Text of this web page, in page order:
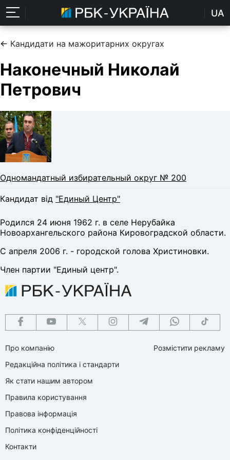
UA
← Кандидати на мажоритарних округах
Наконечный Николай
Петрович
Одномандатный избирательный округ № 200
Кандидат від "Единый Центр"
Родился 24 июня 1962 г. в селе Нерубайка
Новоархангельского района Кировоградской области.
С апреля 2006 г. - городской голова Христиновки.
Член партии "Единый центр".
Про компанію
Редакційна політика і стандарти
Як стати нашим автором
Правила користування
Правова інформація
Політика конфіденційності
Контакти
Розмістити рекламу